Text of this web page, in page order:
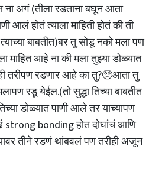
अगं (तीला रडताना बघून आता
आलं होतं त्याला माहिती होतं की ती
बाबतीत)बर तु सोडू नको मला पण
माहित आहे ना की मला तुझ्या डोळ्यात
तरीपण रडणार आहे का तु?🥺आता तु
रडू येईल.(तो सुद्धा तिच्या बाबतीत
डोळ्यात पाणी आले तर याच्यापण
strong bonding होत दोघांचं आणि
तीने रडणं थांबवलं पण तरीही अजून